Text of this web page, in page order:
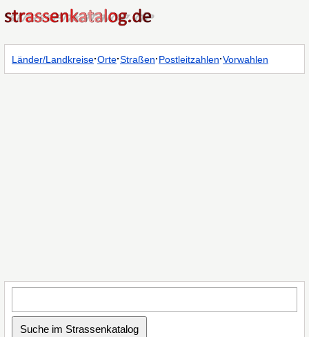
Länder/Landkreise·Orte·Straßen·Postleitzahlen·Vorwahlen